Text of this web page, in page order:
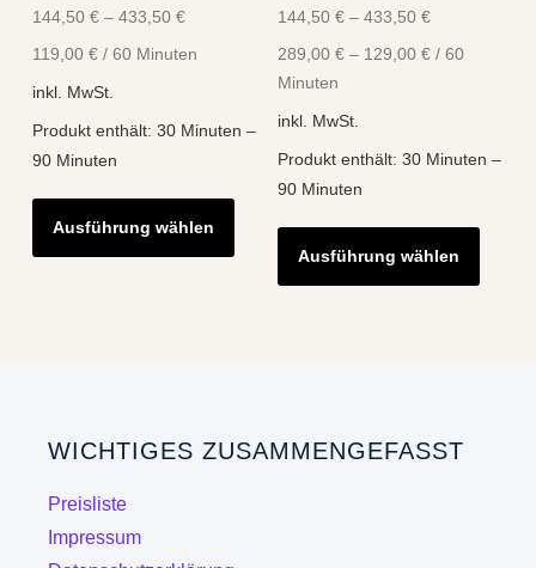
144,50 €– 433,50 €
119,00 €/ 60 Minuten
inkl. MwSt.
Produkt enthält: 30 Minuten –
90 Minuten
Ausführung wählen
Dieses
Produkt
weist
können
144,50 €– 433,50 €
289,00 €– 129,00 €/ 60
Minuten
inkl. MwSt.
Produkt enthält: 30 Minuten –
90 Minuten
Ausführung wählen
weist
WICHTIGES ZUSAMMENGEFASST
Preisliste
Impressum